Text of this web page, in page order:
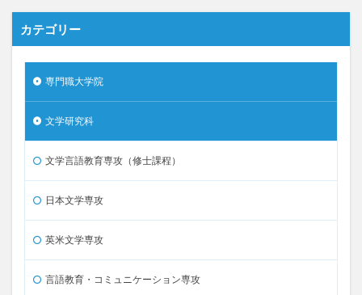
カテゴリー
専門職大学院
文学研究科
文学言語教育専攻（修士課程）
日本文学専攻
英米文学専攻
言語教育・コミュニケーション専攻